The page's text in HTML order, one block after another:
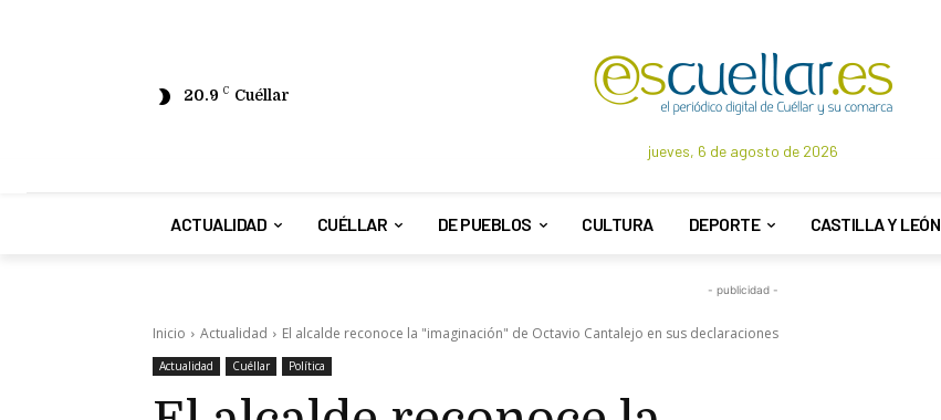
20.9 C Cuéllar
jueves, 6 de agosto de 2026
ACTUALIDAD CUÉLLAR DE PUEBLOS CULTURA DEPORTE CASTILLA Y LEÓN
- publicidad -
Inicio Actualidad El alcalde reconoce la "imaginación" de Octavio Cantalejo en sus declaraciones
Actualidad Cuéllar Política